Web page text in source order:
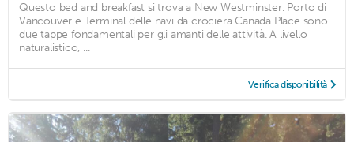
Questo bed and breakfast si trova a New Westminster. Porto di
Vancouver e Terminal delle navi da crociera Canada Place sono
due tappe fondamentali per gli amanti delle attività. A livello
naturalistico, ...
Verifica disponibilità